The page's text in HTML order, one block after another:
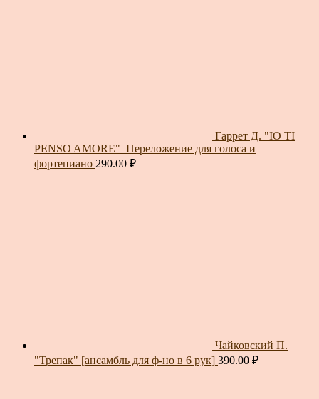
Гаррет Д. "IO TI
PENSO AMORE"_Переложение для голоса и
фортепиано 290.00 ₽
Чайковский П.
"Трепак" [ансамбль для ф-но в 6 рук] 390.00 ₽